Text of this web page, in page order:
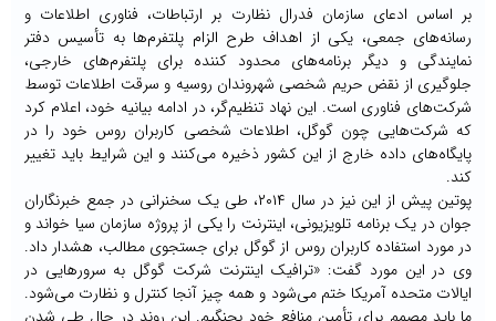
بر اساس ادعای سازمان فدرال نظارت بر ارتباطات، فناوری اطلاعات و
رسانه‌های جمعی، یکی از اهداف طرح الزام پلتفرم‌ها به تأسیس دفتر
نمایندگی و دیگر برنامه‌های محدود کننده برای پلتفرم‌های خارجی،
جلوگیری از نقض حریم شخصی شهروندان روسیه و سرقت اطلاعات توسط
شرکت‌های فناوری است. این نهاد تنظیم‌گر، در ادامه بیانیه خود، اعلام کرد
که شرکت‌هایی چون گوگل، اطلاعات شخصی کاربران روس خود را در
پایگاه‌های داده خارج از این کشور ذخیره می‌کنند و این شرایط باید تغییر
کند.
پوتین پیش از این نیز در سال ۲۰۱۴، طی یک سخنرانی در جمع خبرنگاران
جوان در یک برنامه تلویزیونی، اینترنت را یکی از پروژه سازمان سیا خواند و
در مورد استفاده کاربران روس از گوگل برای جستجوی مطالب، هشدار داد.
وی در این مورد گفت: «ترافیک اینترنت شرکت گوگل به سرورهایی در
ایالات متحده آمریکا ختم می‌شود و همه چیز آنجا کنترل و نظارت می‌شود.